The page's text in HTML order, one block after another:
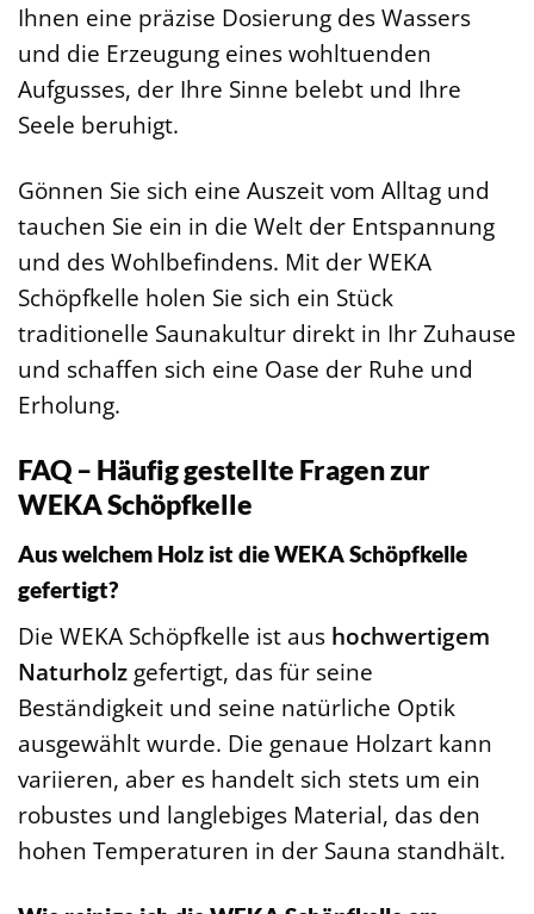
Ihnen eine präzise Dosierung des Wassers
und die Erzeugung eines wohltuenden
Aufgusses, der Ihre Sinne belebt und Ihre
Seele beruhigt.
Gönnen Sie sich eine Auszeit vom Alltag und
tauchen Sie ein in die Welt der Entspannung
und des Wohlbefindens. Mit der WEKA
Schöpfkelle holen Sie sich ein Stück
traditionelle Saunakultur direkt in Ihr Zuhause
und schaffen sich eine Oase der Ruhe und
Erholung.
FAQ – Häufig gestellte Fragen zur
WEKA Schöpfkelle
Aus welchem Holz ist die WEKA Schöpfkelle
gefertigt?
Die WEKA Schöpfkelle ist aus hochwertigem
Naturholz gefertigt, das für seine
Beständigkeit und seine natürliche Optik
ausgewählt wurde. Die genaue Holzart kann
variieren, aber es handelt sich stets um ein
robustes und langlebiges Material, das den
hohen Temperaturen in der Sauna standhält.